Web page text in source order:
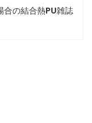
合の結合熱PU雑誌